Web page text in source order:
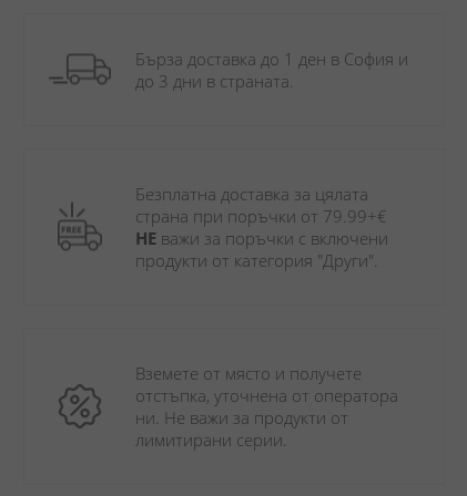
Бърза доставка до 1 ден в София и
до 3 дни в страната.
Безплатна доставка за цялата
НЕ важи за поръчки с включени
продукти от категория "Други".
Вземете от място и получете
отстъпка, уточнена от оператора
ни. Не важи за продукти от
лимитирани серии.